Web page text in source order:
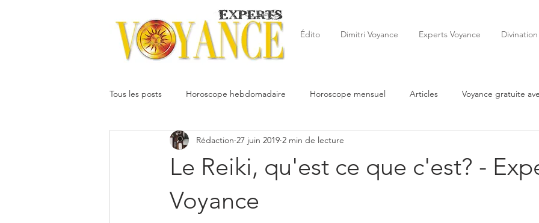
Édito Dimitri Voyance Experts Voyance
Tous les posts Horoscope hebdomadaire Horoscope mensuel Articles Voyance gratuite
Votre communauté Horoscope de la semaine
Oracledesmiroirs
Le Reiki, qu'est ce que c'est? -
Voyance
Rédaction 27 juin 2019 2 min de lecture